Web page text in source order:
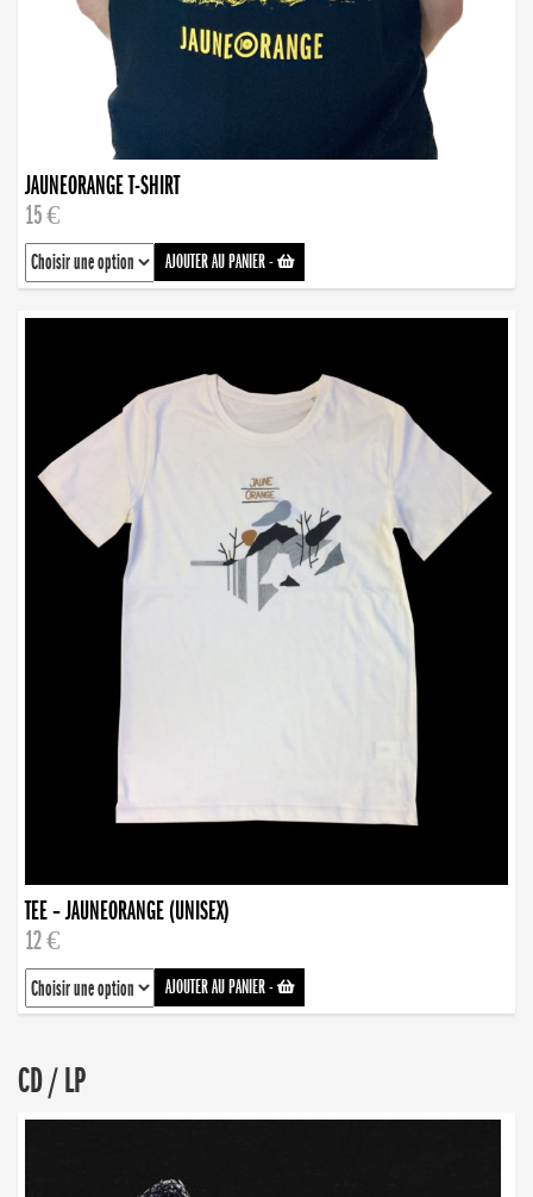
JAUNEORANGE T-SHIRT
15 €
AJOUTER AU PANIER-
TEE – JAUNEORANGE (UNISEX)
12 €
AJOUTER AU PANIER-
CD / LP